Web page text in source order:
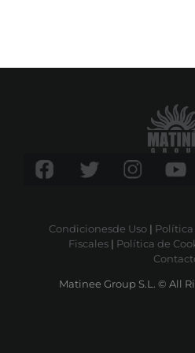
Condicionesde Uso|
Fiscales| Política de
Matinee Group S.L. © All